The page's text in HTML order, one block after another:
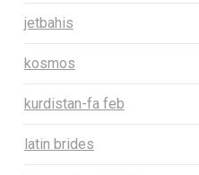
jetbahis
kosmos
kurdistan-fa feb
latin brides